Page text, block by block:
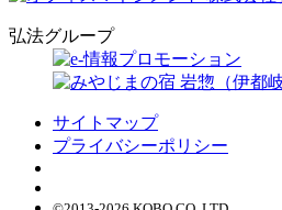
弘法グループ
サイトマップ
プライバシーポリシー